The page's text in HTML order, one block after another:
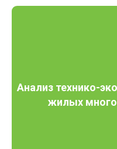
Анализ технико-
жилых